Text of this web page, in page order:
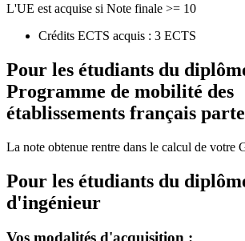
L'UE est acquise si Note finale >= 10
Crédits ECTS acquis : 3 ECTS
Pour les étudiants du
Programme de mobilité des
établissements français
La note obtenue rentre dans le calcul de votre
Pour les étudiants du
d'ingénieur